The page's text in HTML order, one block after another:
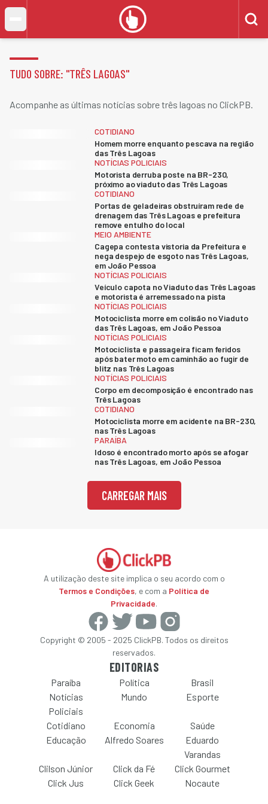
TUDO SOBRE: "TRÊS LAGOAS"
Acompanhe as últimas notícias sobre três lagoas no ClickPB.
COTIDIANO
Homem morre enquanto pescava na região
das Três Lagoas
NOTÍCIAS POLICIAIS
Motorista derruba poste na BR-230,
próximo ao viaduto das Três Lagoas
COTIDIANO
Portas de geladeiras obstruíram rede de
drenagem das Três Lagoas e prefeitura
remove entulho do local
MEIO AMBIENTE
Cagepa contesta vistoria da Prefeitura e
nega despejo de esgoto nas Três Lagoas,
em João Pessoa
NOTÍCIAS POLICIAIS
Veículo capota no Viaduto das Três Lagoas
e motorista é arremessado na pista
NOTÍCIAS POLICIAIS
Motociclista morre em colisão no Viaduto
das Três Lagoas, em João Pessoa
NOTÍCIAS POLICIAIS
Motociclista e passageira ficam feridos
após bater moto em caminhão ao fugir de
blitz nas Três Lagoas
NOTÍCIAS POLICIAIS
Corpo em decomposição é encontrado nas
Três Lagoas
COTIDIANO
Motociclista morre em acidente na BR-230,
nas Três Lagoas
PARAÍBA
Idoso é encontrado morto após se afogar
nas Três Lagoas, em João Pessoa
CARREGAR MAIS
A utilização deste site implica o seu acordo com o
Termos e Condições, e com a Política de
Privacidade.
Copyright © 2005 - 2025 ClickPB. Todos os direitos
reservados.
EDITORIAS
Paraíba Política
Brasil
Notícias
Policiais
Mundo Esporte
Cotidiano Economia
Saúde
Educação
Alfredo Soares
Eduardo
Varandas
Clilson Júnior
Click da Fé
Click Gourmet
Click Jus
Click Geek Nocaute